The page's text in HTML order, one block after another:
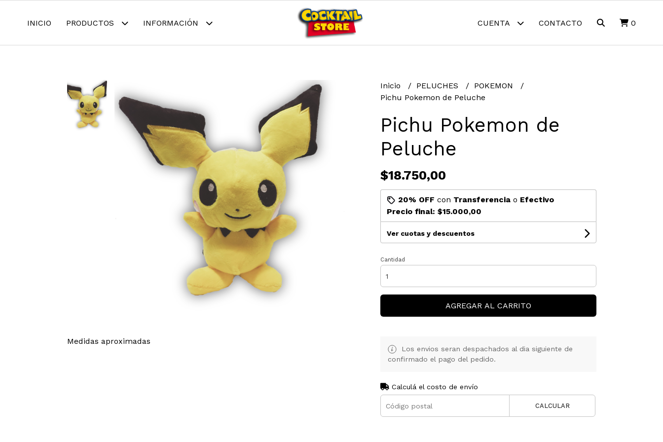
INICIO PRODUCTOS INFORMACIÓN CUENTA CONTACTO 0
Medidas aproximadas
Inicio PELUCHES
POKEMON
Pichu Pokemon de Peluche
Pichu Pokemon de
Peluche
$18.750,00
20% OFF con Transferenciao Efectivo
Precio final: $15.000,00
Ver cuotas y descuentos
Cantidad
AGREGAR AL CARRITO
Los envios seran despachados al dia siguiente de
confirmado el pago del pedido.
Calculá el costo de envío
CALCULAR